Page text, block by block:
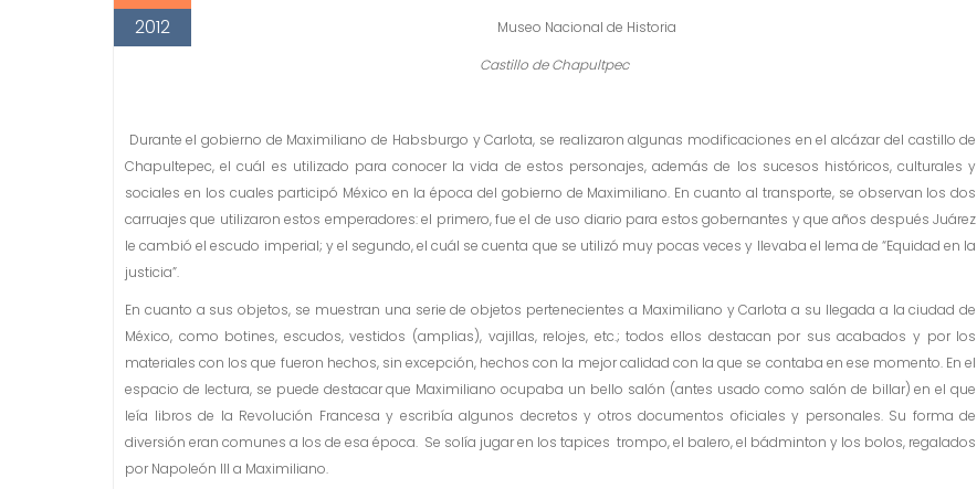
2012
Museo Nacional de Historia
Castillo de Chapultpec
Durante el gobierno de Maximiliano de Habsburgo y Carlota, se realizaron algunas modificaciones en el alcázar del castillo de
Chapultepec, el cuál es utilizado para conocer la vida de estos personajes, además de los sucesos históricos, culturales y
sociales en los cuales participó México en la época del gobierno de Maximiliano. En cuanto al transporte, se observan los dos
carruajes que utilizaron estos emperadores: el primero, fue el de uso diario para estos gobernantes y que años después Juárez
le cambió el escudo imperial; y el segundo, el cuál se cuenta que se utilizó muy pocas veces y llevaba el lema de “Equidad en la
justicia”.
En cuanto a sus objetos, se muestran una serie de objetos pertenecientes a Maximiliano y Carlota a su llegada a la ciudad de
México, como botines, escudos, vestidos (amplias), vajillas, relojes, etc.; todos ellos destacan por sus acabados y por los
materiales con los que fueron hechos, sin excepción, hechos con la mejor calidad con la que se contaba en ese momento. En el
espacio de lectura, se puede destacar que Maximiliano ocupaba un bello salón (antes usado como salón de billar) en el que
leía libros de la Revolución Francesa y escribía algunos decretos y otros documentos oficiales y personales. Su forma de
diversión eran comunes a los de esa época. Se solía jugar en los tapices trompo, el balero, el bádminton y los bolos, regalados
por Napoleón III a Maximiliano.